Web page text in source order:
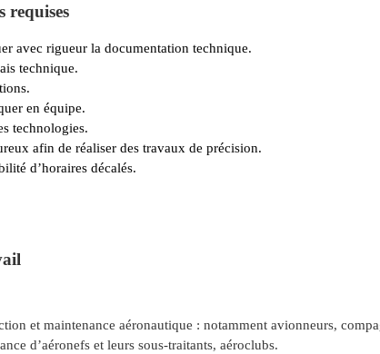
requises
avec rigueur la documentation technique.
technique.
en équipe.
technologies.
afin de réaliser des travaux de précision.
d’horaires décalés.
et maintenance aéronautique : notamment avionneurs,
d’aéronefs et leurs sous-traitants, aéroclubs.